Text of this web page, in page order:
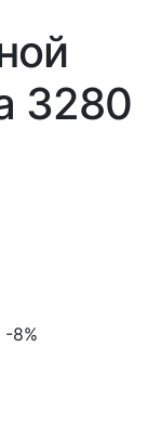
3280
-8%